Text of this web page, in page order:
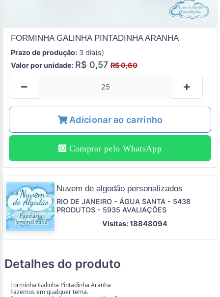
FORMINHA GALINHA PINTADINHA ARANHA
Prazo de produção: 3 dia(s)
Valor por unidade: R$ 0,57 R$ 0,60
Adicionar ao carrinho
Comprar pelo WhatsApp
Nuvem de algodão personalizados
RIO DE JANEIRO - ÁGUA SANTA - 5438
PRODUTOS - 5935 AVALIAÇÕES
Visitas: 18848094
Detalhes do produto
Forminha Galinha Pintadinha Aranha
Fazemos em qualquer tema.